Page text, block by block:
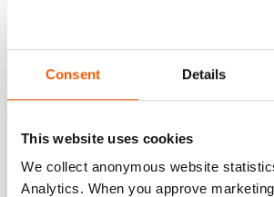
Consent Details
This website uses cookies
We collect anonymous website
Analytics. When you approve
Caractéristiques
En cas de panne d’alimentation